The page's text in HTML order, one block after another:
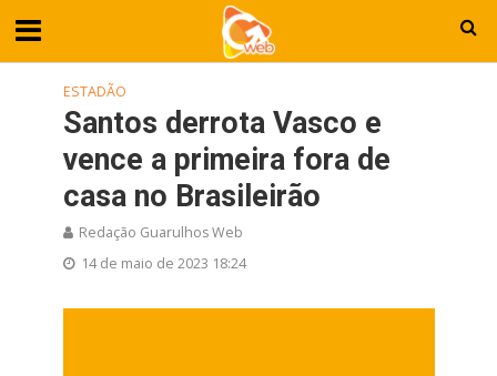
ESTADÃO
Santos derrota Vasco e
vence a primeira fora de
casa no Brasileirão
Redação Guarulhos Web
14 de maio de 2023 18:24